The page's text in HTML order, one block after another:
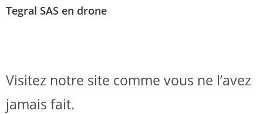
Tegral SAS en drone
Visitez notre site comme vous ne l’avez
jamais fait.